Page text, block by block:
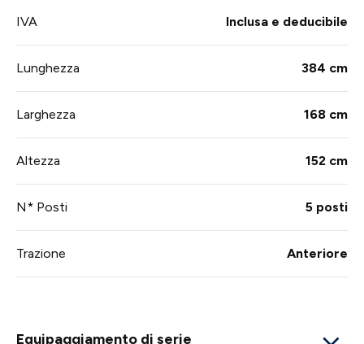
IVA Inclusa e deducibile
Lunghezza 384 cm
Larghezza 168 cm
Altezza 152 cm
N* Posti 5 posti
Trazione Anteriore
Equipaggiamento di serie